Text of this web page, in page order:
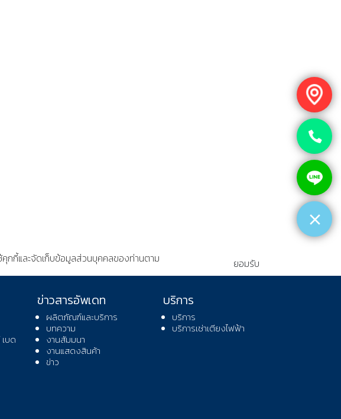
คุกกี้และจัดเก็บข้อมูลส่วนบุคคลของท่านตาม
ยอมรับ
บด
ข่าวสารอัพเดท
ผลิตภัณฑ์และบริการ
บทความ
งานสัมมนา
งานแสดงสินค้า
ข่าว
บริการ
บริการ
บริการเช่าเตียงไฟฟ้า